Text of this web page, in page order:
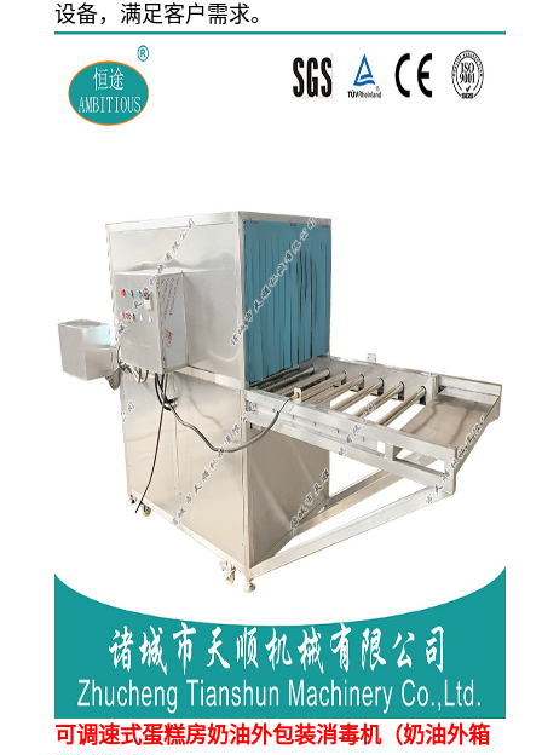
设备，满足客户需求。
可调速式蛋糕房奶油外包装消毒机（奶油外箱